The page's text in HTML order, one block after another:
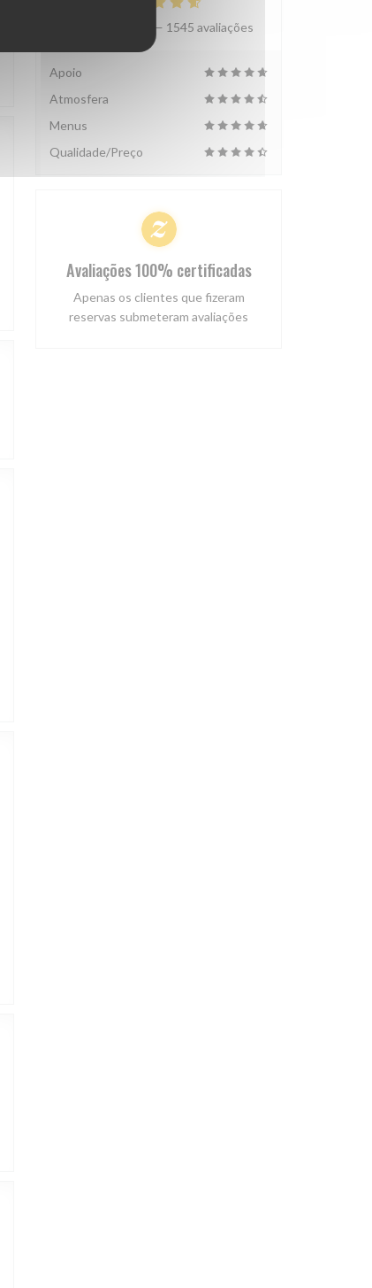
Avaliação média — 1545 avaliações
Apoio
Atmosfera
Menus
Qualidade/Preço
Avaliações 100% certificadas
Apenas os clientes que fizeram
reservas submeteram avaliações